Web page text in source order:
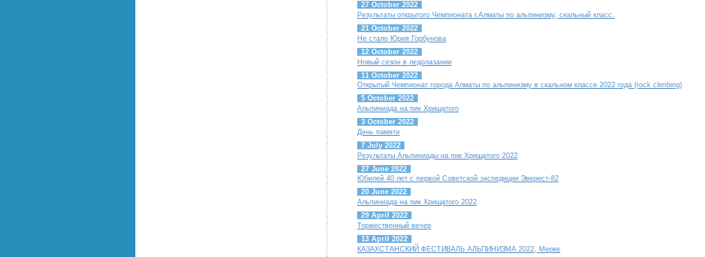
27 October 2022
Результаты открытого Чемпионата г.Алматы по альпинизму, скальный класс.
21 October 2022
Не стало Юрия Горбунова
12 October 2022
Новый сезон в ледолазании
11 October 2022
Открытый Чемпионат города Алматы по альпинизму в скальном классе 2022 года (rock climbing)
5 October 2022
Альпиниада на пик Хрищатого
3 October 2022
День памяти
7 July 2022
Результаты Альпиниады на пик Хрищатого 2022
27 June 2022
Юбилей 40 лет с первой Советской экспедиции Эверест-82
20 June 2022
Альпиниада на пик Хрищатого 2022
29 April 2022
Торжественный вечер
13 April 2022
КАЗАХСТАНСКИЙ ФЕСТИВАЛЬ АЛЬПИНИЗМА 2022, Мерке